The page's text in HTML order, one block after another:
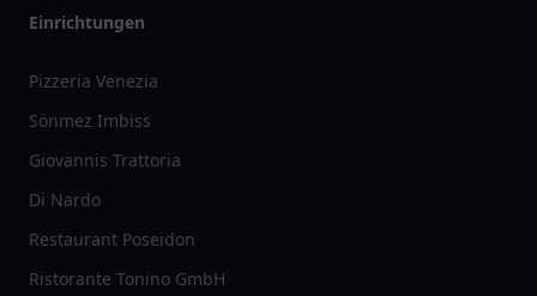
Einrichtungen
Pizzeria Venezia
Sönmez Imbiss
Giovannis Trattoria
Di Nardo
Restaurant Poseidon
Ristorante Tonino GmbH